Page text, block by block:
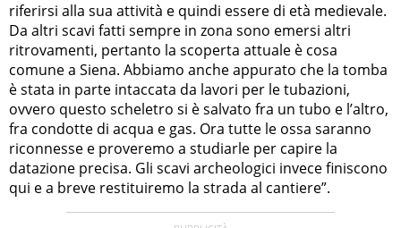
riferirsi alla sua attività e quindi essere di età medievale.
Da altri scavi fatti sempre in zona sono emersi altri
ritrovamenti, pertanto la scoperta attuale è cosa
comune a Siena. Abbiamo anche appurato che la tomba
è stata in parte intaccata da lavori per le tubazioni,
ovvero questo scheletro si è salvato fra un tubo e l’altro,
fra condotte di acqua e gas. Ora tutte le ossa saranno
riconnesse e proveremo a studiarle per capire la
datazione precisa. Gli scavi archeologici invece finiscono
qui e a breve restituiremo la strada al cantiere”.